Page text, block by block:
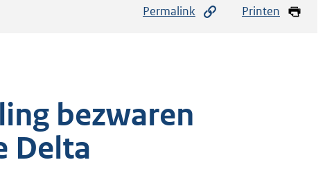
Permalink Printen
bezwaren
Delta